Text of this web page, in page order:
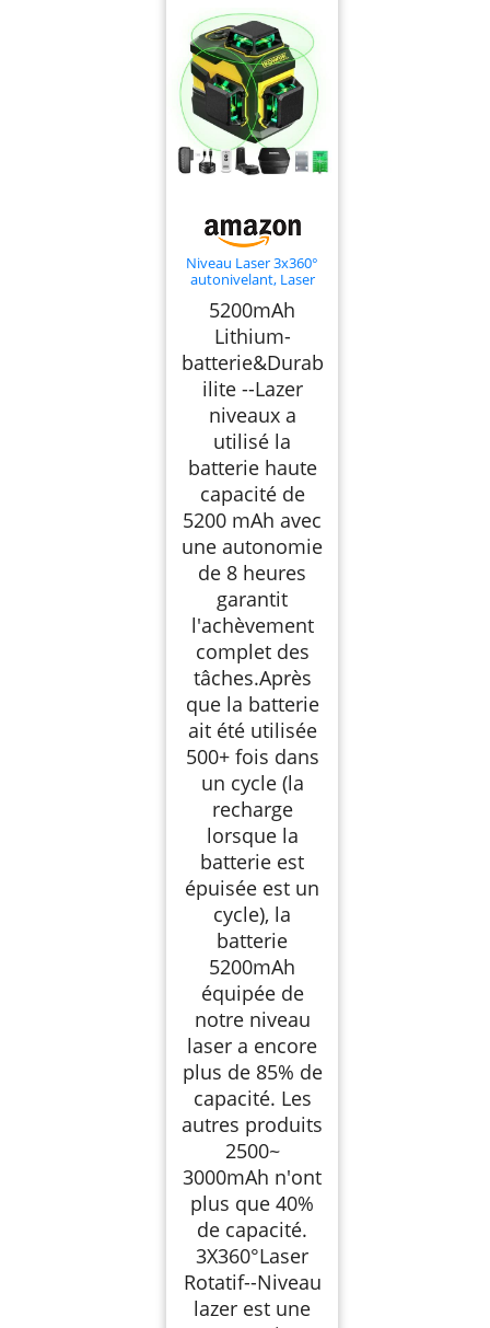
Niveau Laser 3x360°
autonivelant, Laser
vert 3D
5200mAh
Lithium-
batterie&Durab
ilite --Lazer
niveaux a
utilisé la
batterie haute
capacité de
5200 mAh avec
une autonomie
de 8 heures
garantit
l'achèvement
complet des
tâches.Après
que la batterie
ait été utilisée
500+ fois dans
un cycle (la
recharge
lorsque la
batterie est
épuisée est un
cycle), la
batterie
5200mAh
équipée de
notre niveau
laser a encore
plus de 85% de
capacité. Les
autres produits
2500~
3000mAh n'ont
plus que 40%
de capacité.
3X360°Laser
Rotatif--Niveau
lazer est une